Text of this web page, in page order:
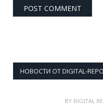
НОВОСТИ ОТ DIGITAL-
BY DIGITAL